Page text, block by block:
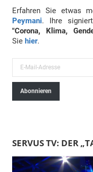
Erfahren Sie etwas
Peymani. Ihre
"Corona, Klima,
Sie hier.
-
-
A
Abonnieren
SERVUS TV: DER